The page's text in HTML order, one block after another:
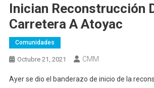
Inician Reconstrucción
Carretera A Atoyac
Comunidades
Octubre 21, 2021 CMM
Ayer se dio el banderazo de inicio de la